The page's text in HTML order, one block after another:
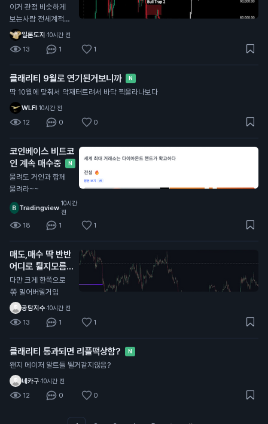
N
이거 관점 비슷하게
보는사람 전세계적으
로 너무 많던데
일론도지 ·10시간 전
13 1 1
클래리티 9월로 연기된거보니까 N
딱 10월에 맞춰서 악재터트려서 바닥 찍을라나보다
WLFI·10시간 전
12 0 0
코인베이스 비트코
인 계속 매수중
N
물려도 거인과 함께
물려라~~
Tradingview·
10시간
전
18 1 1
매도,매수 딱 반반
어디로 튈지모름
N
다만 크게 한쪽으로
쭊 밀어버릴거임
공탐지수·10시간 전
13 1 1
클래리티 통과되면 리플떡상함? N
왠지 메이저 알트들 뛸거같지않음?
네카구·10시간 전
12 0 0